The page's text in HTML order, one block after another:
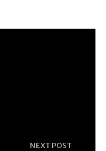
NEXT POST